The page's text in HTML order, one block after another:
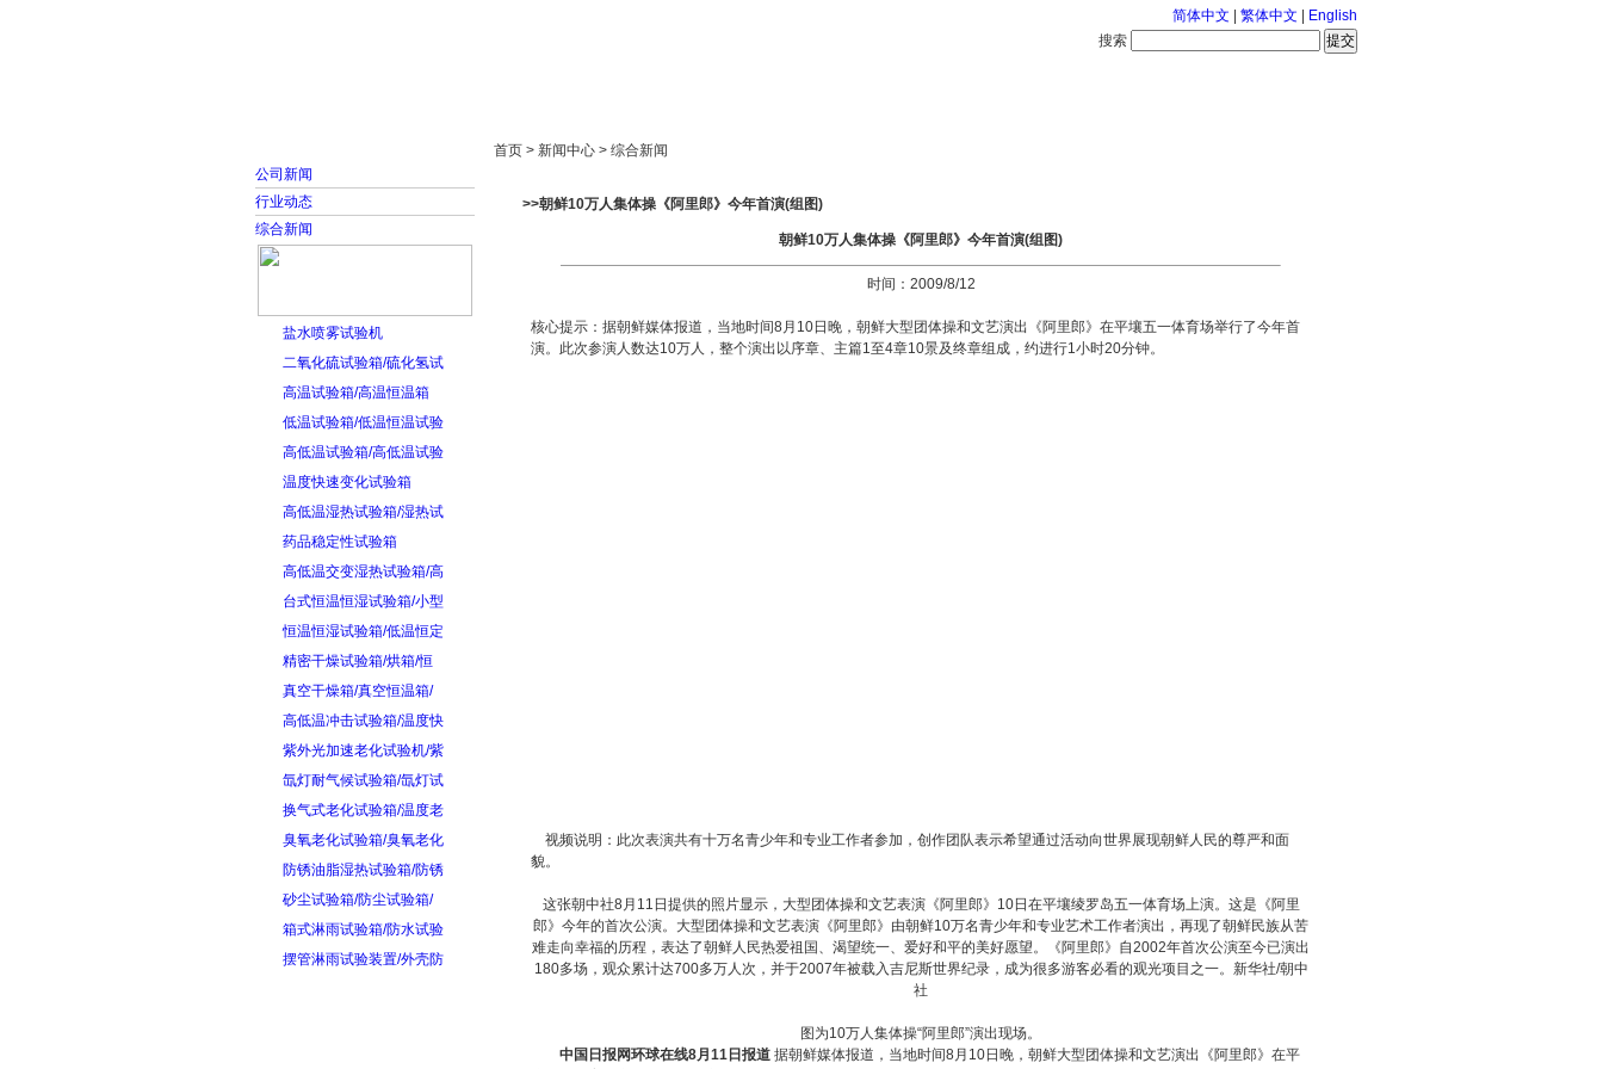
简体中文 繁体中文
English
搜索
公司新闻
行业动态
综合新闻
盐水喷雾试验机
二氧化硫试验箱/硫化氢试
高温试验箱/高温恒温箱
低温试验箱/低温恒温试验
高低温试验箱/高低温试验
温度快速变化试验箱
高低温湿热试验箱/湿热试
药品稳定性试验箱
高低温交变湿热试验箱/高
台式恒温恒湿试验箱/小型
恒温恒湿试验箱/低温恒定
精密干燥试验箱/烘箱/恒
真空干燥箱/真空恒温箱/
高低温冲击试验箱/温度快
紫外光加速老化试验机/紫
氙灯耐气候试验箱/氙灯试
换气式老化试验箱/温度老
臭氧老化试验箱/臭氧老化
防锈油脂湿热试验箱/防锈
砂尘试验箱/防尘试验箱/
箱式淋雨试验箱/防水试验
摆管淋雨试验装置/外壳防
首页 > 新闻中心 > 综合新闻
>>朝鲜10万人集体操《阿里郎》今年首演(组图)
朝鲜10万人集体操《阿里郎》今年首演(组图)
时间：2009/8/12
核心提示：据朝鲜媒体报道，当地时间8月10日晚，朝鲜大型团体操和文艺演出《阿里郎》在平壤五一体育场举行了今年首
演。此次参演人数达10万人，整个演出以序章、主篇1至4章10景及终章组成，约进行1小时20分钟。
视频说明：此次表演共有十万名青少年和专业工作者参加，创作团队表示希望通过活动向世界展现朝鲜人民的尊严和面
貌。
这张朝中社8月11日提供的照片显示，大型团体操和文艺表演《阿里郎》10日在平壤绫罗岛五一体育场上演。这是《阿里
郎》今年的首次公演。大型团体操和文艺表演《阿里郎》由朝鲜10万名青少年和专业艺术工作者演出，再现了朝鲜民族从苦
难走向幸福的历程，表达了朝鲜人民热爱祖国、渴望统一、爱好和平的美好愿望。《阿里郎》自2002年首次公演至今已演出
180多场，观众累计达700多万人次，并于2007年被载入吉尼斯世界纪录，成为很多游客必看的观光项目之一。新华社/朝中
社
图为10万人集体操“阿里郎”演出现场。
中国日报网环球在线8月11日报道 据朝鲜媒体报道，当地时间8月10日晚，朝鲜大型团体操和文艺演出《阿里郎》在平